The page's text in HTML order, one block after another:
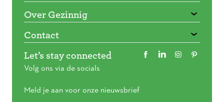
Over Gezinnig
Contact
Let’s stay connected
Volg ons via de socials
Meld je aan voor onze nieuwsbrief